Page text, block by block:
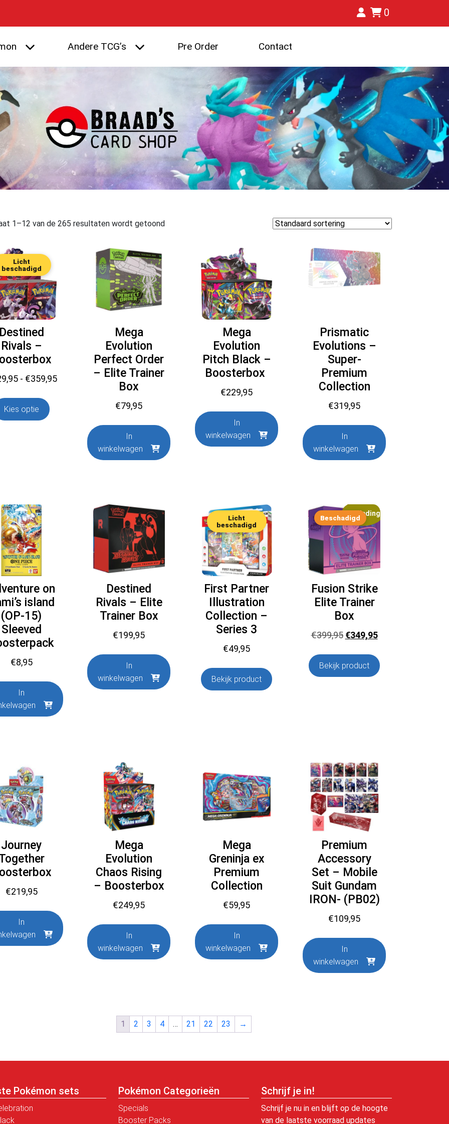
0
Andere TCG’s Pre Order Contact
1–12 van de 265 resultaten wordt getoond
Licht
beschadigd
Rivals –
- €359,95Prijsklasse:
Kies optie
Mega
Evolution
Perfect Order
– Elite Trainer
Box
€79,95
In
winkelwagen
Mega
Evolution
Pitch Black –
Boosterbox
€229,95
In
winkelwagen
Prismatic
Evolutions –
Super-
Premium
Collection
€319,95
In
winkelwagen
on
island
(OP-15)
Sleeved
€8,95
In
Destined
Rivals – Elite
Trainer Box
€199,95
In
winkelwagen
Licht
beschadigd
First Partner
Illustration
Collection –
Series 3
€49,95
Bekijk product
Aanbieding!
Beschadigd
Fusion Strike
Elite Trainer
Box
€399,95 Oorspronkelijke
was:
€399,95.
€349,95Huidige
is:
€349,95.
Bekijk product
Journey
€219,95
In
Mega
Evolution
Chaos Rising
– Boosterbox
€249,95
In
winkelwagen
Mega
Greninja ex
Premium
Collection
€59,95
In
winkelwagen
Premium
Accessory
Set – Mobile
Suit Gundam
IRON- (PB02)
€109,95
In
winkelwagen
1 2 3 4 … 21 22 23 →
Pokémon sets Pokémon Categorieën
Specials
Booster Packs
Schrijf je in!
Schrijf je nu in en blijft op de hoogte
van de laatste voorraad updates